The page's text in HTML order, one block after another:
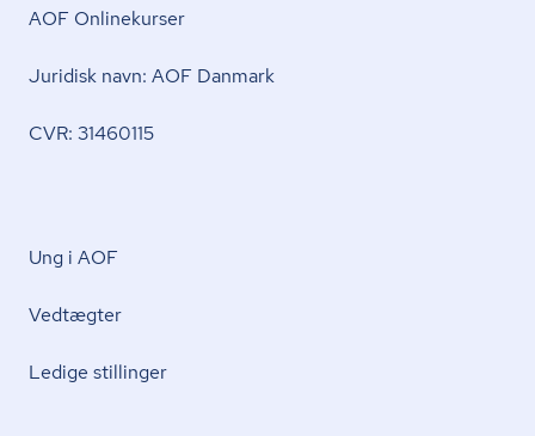
AOF Onlinekurser
Juridisk navn: AOF Danmark
CVR: 31460115
Ung i AOF
Vedtægter
Ledige stillinger